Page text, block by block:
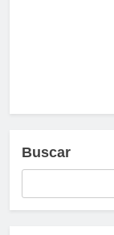
Buscar